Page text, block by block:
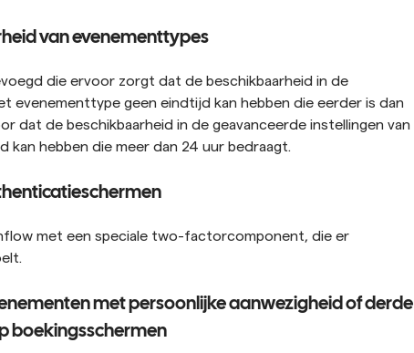
van evenementtypes
die ervoor zorgt dat de beschikbaarheid in de
evenementtype geen eindtijd kan hebben die eerder is dan
dat de beschikbaarheid in de geavanceerde instellingen van
kan hebben die meer dan 24 uur bedraagt.
met een speciale two-factorcomponent, die er
met persoonlijke aanwezigheid of derde
boekingsschermen